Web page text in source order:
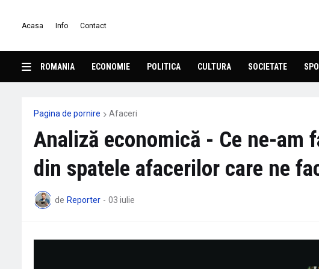
Acasa Info Contact
ROMANIA ECONOMIE POLITICA CULTURA SOCIETATE
Pagina de pornire Afaceri
Analiză economică - Ce ne-am
din spatele afacerilor care ne
de Reporter - 03 iulie